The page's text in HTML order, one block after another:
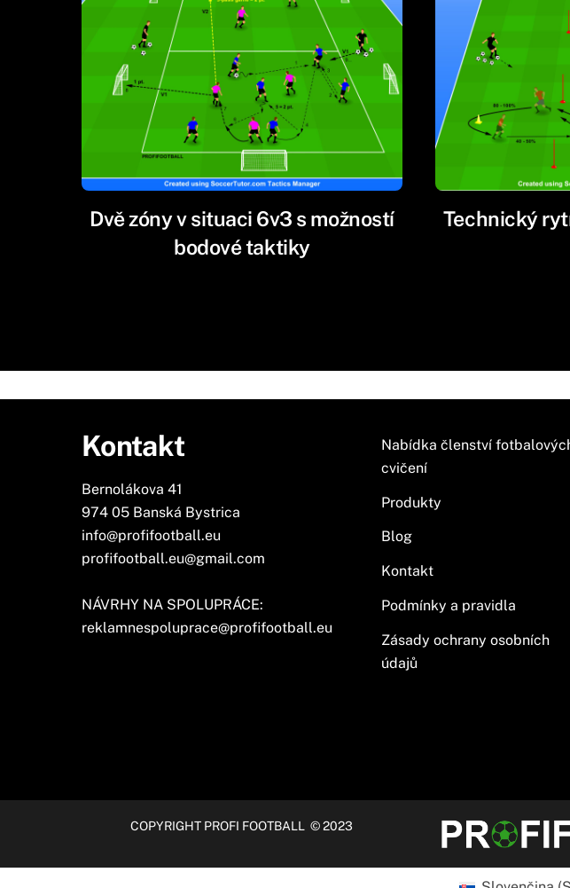
Dvě zóny v situaci 6v3 s možností
bodové taktiky
Technický
Kontakt
Bernolákova 41
974 05 Banská Bystrica
info@profifootball.eu
profifootball.eu@gmail.com
NÁVRHY NA SPOLUPRÁCE:
reklamnespoluprace@profifootball.eu
Nabídka členství
cvičení
Produkty
Blog
Kontakt
Podmínky a pravidla
Zásady ochrany osobních
údajů
COPYRIGHT PROFI FOOTBALL © 2023